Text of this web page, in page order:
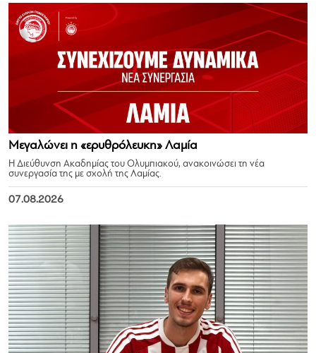
Μεγαλώνει η «ερυθρόλευκη» Λαμία
Η Διεύθυνση Ακαδημίας του Ολυμπιακού, ανακοινώσει τη νέα
συνεργασία της με σχολή της Λαμίας.
07.08.2026